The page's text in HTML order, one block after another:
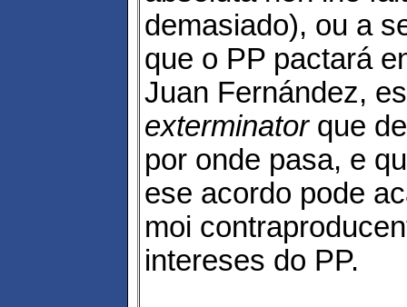
demasiado), ou a
que o PP pactará
Juan Fernández,
exterminatorque
por onde pasa, e
ese acordo pode
moi
intereses do PP.